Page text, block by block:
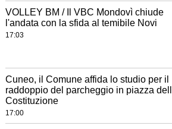
VOLLEY BM / Il VBC Mondovì chiude
l'andata con la sfida al temibile Novi
17:03
Cuneo, il Comune affida lo studio per il
raddoppio del parcheggio in piazza
Costituzione
17:00